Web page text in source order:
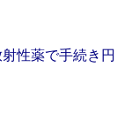
性薬で手続き円